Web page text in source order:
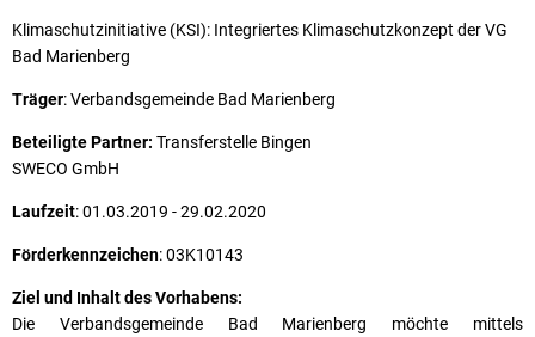
Klimaschutzinitiative (KSI): Integriertes Klimaschutzkonzept der VG
Bad Marienberg
Träger: Verbandsgemeinde Bad Marienberg
Beteiligte Partner: Transferstelle Bingen
SWECO GmbH
Laufzeit: 01.03.2019 - 29.02.2020
Förderkennzeichen: 03K10143
Ziel und Inhalt des Vorhabens:
Die Verbandsgemeinde Bad Marienberg möchte mittels